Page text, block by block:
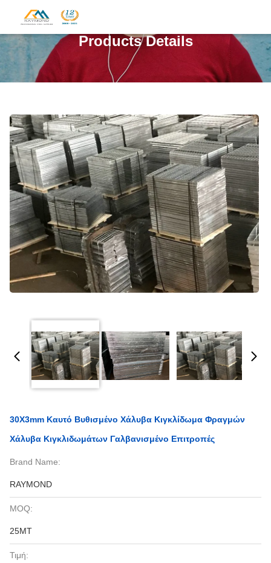
Products Details
30X3mm Καυτό Βυθισμένο Χάλυβα Κιγκλίδωμα Φραγμών
Χάλυβα Κιγκλιδωμάτων Γαλβανισμένο Επιτροπές
Brand Name:
RAYMOND
MOQ:
25MT
Τιμή: